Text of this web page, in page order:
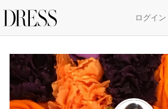
ログイン